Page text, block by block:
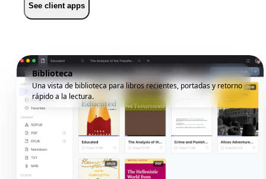
See client apps
Biblioteca
Una vista de biblioteca para libros recientes, portadas y retorno
rápido a la lectura.